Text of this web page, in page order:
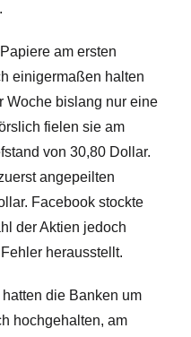
am ersten
einigermaßen halten
Woche bislang nur eine
fielen sie am
von 30,80 Dollar.
angepeilten
Facebook stockte
der Aktien jedoch
herausstellt.
die Banken um
hochgehalten, am